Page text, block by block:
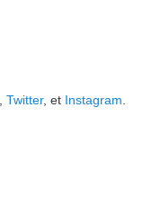
Twitter, et Instagram